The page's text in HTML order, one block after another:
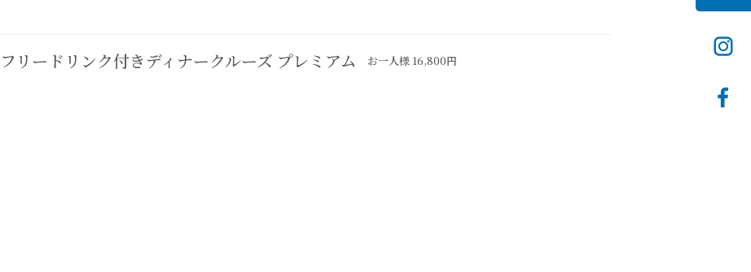
フリードリンク付きディナークルーズ プレミアム お一人様 16,800円